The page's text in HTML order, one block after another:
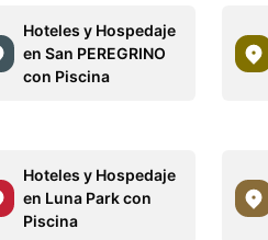
Hoteles y Hospedaje
en San PEREGRINO
con Piscina
Hoteles y Hospedaje
en Luna Park con
Piscina